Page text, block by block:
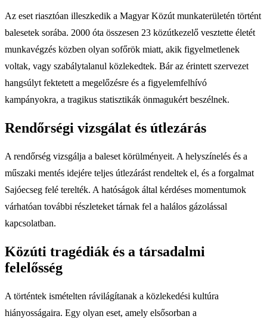
Az eset riasztóan illeszkedik a Magyar Közút munkaterületén történt
balesetek sorába. 2000 óta összesen 23 közútkezelő vesztette életét
munkavégzés közben olyan sofőrök miatt, akik figyelmetlenek
voltak, vagy szabálytalanul közlekedtek. Bár az érintett szervezet
hangsúlyt fektetett a megelőzésre és a figyelemfelhívó
kampányokra, a tragikus statisztikák önmagukért beszélnek.
Rendőrségi vizsgálat és útlezárás
A rendőrség vizsgálja a baleset körülményeit. A helyszínelés és a
műszaki mentés idejére teljes útlezárást rendeltek el, és a forgalmat
Sajóecseg felé terelték. A hatóságok által kérdéses momentumok
várhatóan további részleteket tárnak fel a halálos gázolással
kapcsolatban.
Közúti tragédiák és a társadalmi
felelősség
A történtek ismételten rávilágítanak a közlekedési kultúra
hiányosságaira. Egy olyan eset, amely elsősorban a